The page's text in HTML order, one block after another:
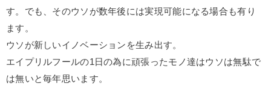
す。でも、そのウソが数年後には実現可能になる場合も有り
ます。
ウソが新しいイノベーションを生み出す。
エイプリルフールの1日の為に頑張ったモノ達はウソは無駄で
は無いと毎年思います。